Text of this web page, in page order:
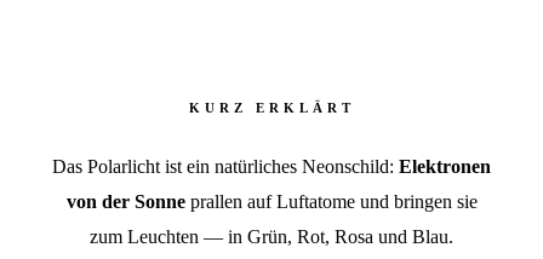
KURZ ERKLÄRT
Das Polarlicht ist ein natürliches Neonschild: Elektronen
von der Sonneprallen auf Luftatome und bringen sie
zum Leuchten — in Grün, Rot, Rosa und Blau.